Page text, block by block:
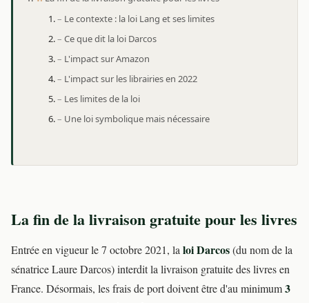
Le contexte : la loi Lang et ses limites
Ce que dit la loi Darcos
L'impact sur Amazon
L'impact sur les librairies en 2022
Les limites de la loi
Une loi symbolique mais nécessaire
La fin de la livraison gratuite pour les livres
Entrée en vigueur le 7 octobre 2021, laloi Darcos(du nom de la
sénatrice Laure Darcos) interdit la livraison gratuite des livres en
France. Désormais, les frais de port doivent être d'au minimum3